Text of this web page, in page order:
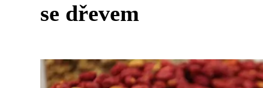
se dřevem